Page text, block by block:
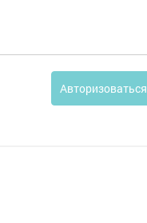
Авторизоваться